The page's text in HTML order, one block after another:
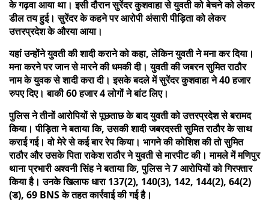
के गढ़वा आया था। इसी दौरान सुरेंदर कुशवाहा से युवती को बेचने को लेकर
डील तय हुई। सुरेंदर के कहने पर आरोपी अंसारी पीड़िता को लेकर
उत्तरप्रदेश के औरया आया।
यहां उन्होंने युवती की शादी कराने को कहा, लेकिन युवती ने मना कर दिया।
मना करने पर जान से मारने की धमकी दी। युवती की जबरन सुमित राठौर
नाम के युवक से शादी करा दी। इसके बदले में सुरेंदर कुशवाहा ने 40 हजार
रुपए दिए। बाकी 60 हजार 4 लोगों ने बांट लिए।
पुलिस ने तीनों आरोपियों से पूछताछ के बाद युवती को उत्तरप्रदेश से बरामद
किया। पीड़िता ने बताया कि, उसकी शादी जबरदस्ती सुमित राठौर के साथ
कराई गई। वो मेरे से कई बार रेप किया। भागने की कोशिश की तो सुमित
राठौर और उसके पिता राकेश राठौर ने युवती से मारपीट की। मामले में मणिपुर
थाना प्रभारी अश्वनी सिंह ने बताया कि, पुलिस ने 7 आरोपियों को गिरफ्तार
किया है। उनके खिलाफ धारा 137(2), 140(3), 142, 144(2), 64(2)
(ड), 69 BNS के तहत कार्रवाई की गई है।